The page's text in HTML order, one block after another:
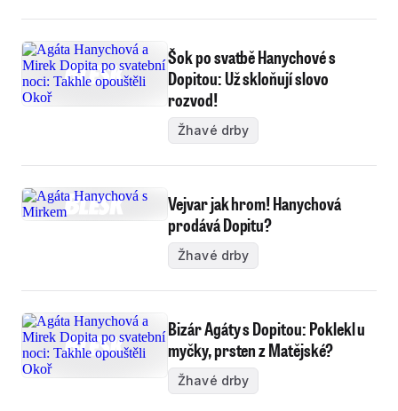
Šok po svatbě Hanychové s
Dopitou: Už skloňují slovo
rozvod!
Žhavé drby
Vejvar jak hrom! Hanychová
prodává Dopitu?
Žhavé drby
Bizár Agáty s Dopitou: Poklekl u
myčky, prsten z Matějské?
Žhavé drby